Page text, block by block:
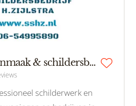
SSHZ Schoonmaak & schildersbedrijf H.Zijlstra
schilderwerk en